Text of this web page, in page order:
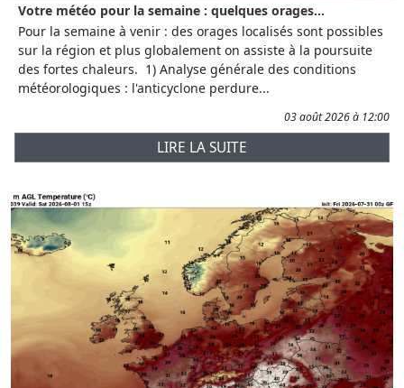
Votre météo pour la semaine : quelques orages...
Pour la semaine à venir : des orages localisés sont possibles
sur la région et plus globalement on assiste à la poursuite
des fortes chaleurs. 1) Analyse générale des conditions
météorologiques : l'anticyclone perdure...
03 août 2026 à 12:00
LIRE LA SUITE